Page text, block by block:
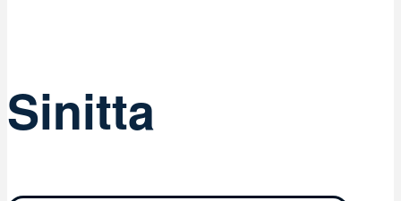
Sinitta